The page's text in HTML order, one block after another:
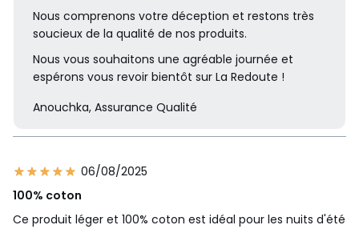
Nous comprenons votre déception et restons très
soucieux de la qualité de nos produits.
Nous vous souhaitons une agréable journée et
espérons vous revoir bientôt sur La Redoute !
Anouchka, Assurance Qualité
06/08/2025
100% coton
Ce produit léger et 100% coton est idéal pour les nuits d'été